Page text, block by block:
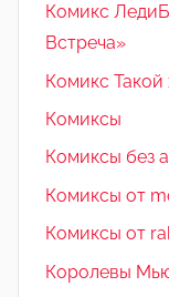
Комикс
Встреча»
Комикс
Комиксы
Комиксы без
Комиксы от
Комиксы от
Королевы